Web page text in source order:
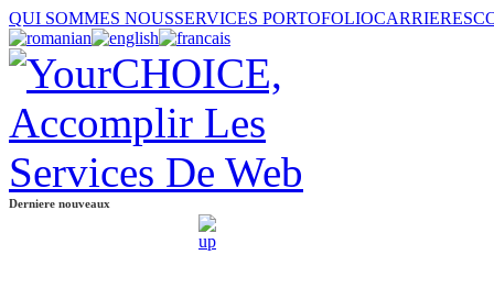
QUI SOMMES NOUSSERVICES PORTOFOLIOCARRIERES
Derniere nouveaux